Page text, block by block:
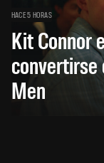
HACE 5 HORAS
Kit Connor
convertirse
Men